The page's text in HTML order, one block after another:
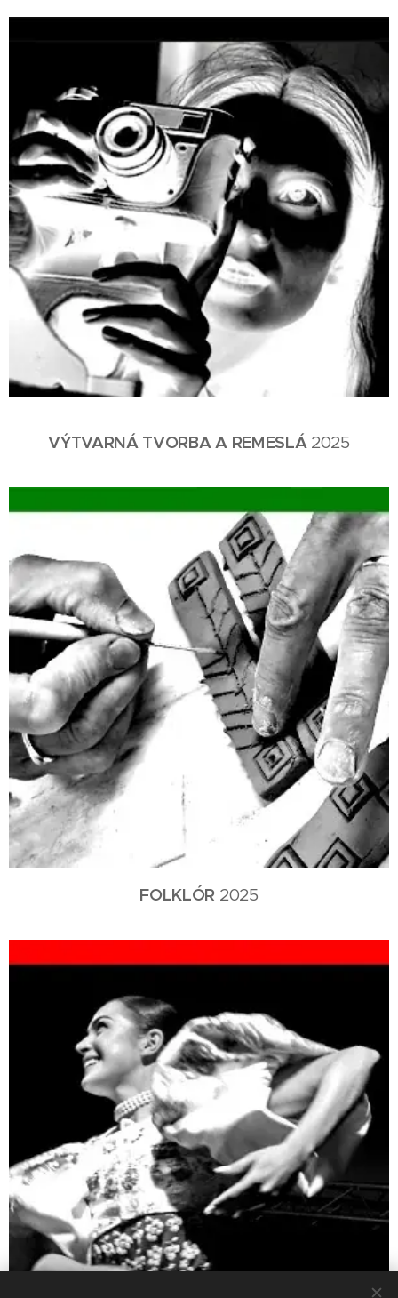
VÝTVARNÁ TVORBA A REMESLÁ 2025
FOLKLÓR 2025